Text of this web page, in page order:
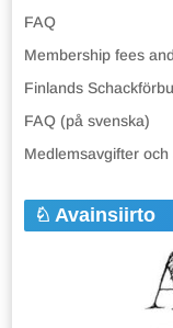
FAQ
Membership fees
Finlands
FAQ (på svenska)
Medlemsavgifter
Avainsiirto